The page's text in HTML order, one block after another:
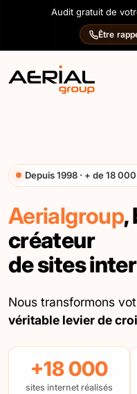
Audit gratuit de
Être
Depuis 1998 · + de 18
Aerialgroup,
créateur
de sites
Nous transformons
véritable levier de
+18 000
sites internet réalisés
Panneau de gestion des